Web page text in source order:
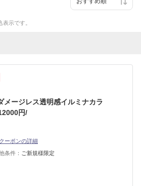
表示です。
メージレス透明感イルミナカラ
円/
ーポンの詳細
条件： ご新規様限定